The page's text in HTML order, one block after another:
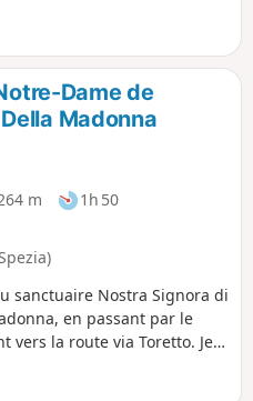
et des
Dame de
Madonna
m
1h 50
sanctuaire Nostra Signora di
en passant par le
vers la route via Toretto. Je